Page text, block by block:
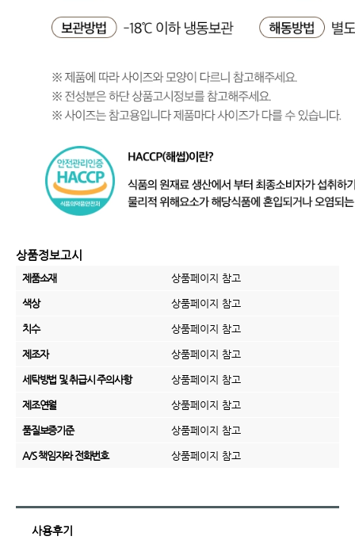
상품정보고시
제품소재 상품페이지 참고
색상 상품페이지 참고
치수 상품페이지 참고
제조자 상품페이지 참고
세탁방법 및 취급시 주의사항 상품페이지 참고
제조연월 상품페이지 참고
품질보증기준 상품페이지 참고
A/S 책임자와 전화번호 상품페이지 참고
사용후기